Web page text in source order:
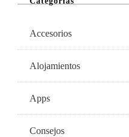
Accesorios
Alojamientos
Apps
Consejos